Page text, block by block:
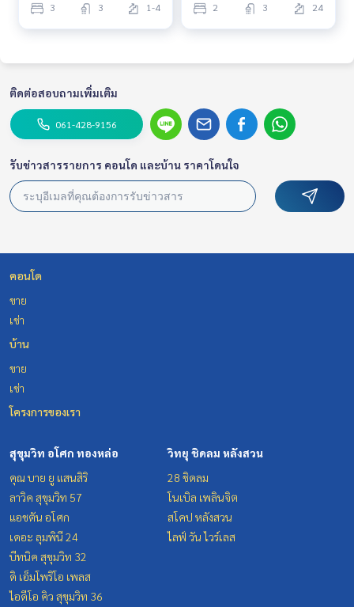
3 3 1-4 2 3 24
ติดต่อสอบถามเพิ่มเติม
061-428-9156
รับข่าวสารรายการ คอนโด และบ้าน ราคาโดนใจ
คอนโด
ขาย
เช่า
บ้าน
ขาย
เช่า
โครงการของเรา
สุขุมวิท อโศก ทองหล่อ
คุณ บาย ยู แสนสิริ
ลาวิค สุขุมวิท 57
แอชตัน อโศก
เดอะ ลุมพินี 24
บีทนิค สุขุมวิท 32
ดิ เอ็มโพริโอ เพลส
ไอดีโอ คิว สุขุมวิท 36
วิทยุ ชิดลม หลังสวน
28 ชิดลม
โนเบิล เพลินจิต
สโคป หลังสวน
ไลฟ์ วัน ไวร์เลส